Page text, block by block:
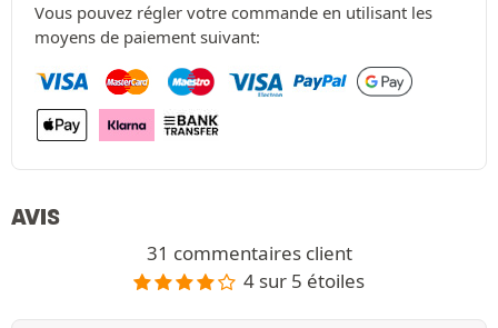
Vous pouvez régler votre commande en utilisant les
moyens de paiement suivant:
AVIS
31 commentaires client
4 sur 5 étoiles